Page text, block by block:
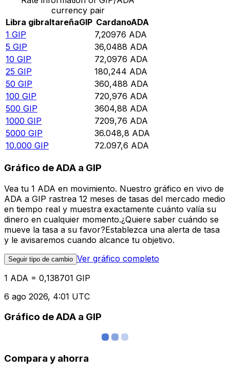
currency pair
Libra gibraltareñaGIP CardanoADA
1 GIP 7,20976 ADA
5 GIP 36,0488 ADA
10 GIP 72,0976 ADA
25 GIP 180,244 ADA
50 GIP 360,488 ADA
100 GIP 720,976 ADA
500 GIP 3604,88 ADA
1000 GIP 7209,76 ADA
5000 GIP 36.048,8 ADA
10.000 GIP 72.097,6 ADA
Gráfico de ADA a GIP
Vea tu 1 ADA en movimiento. Nuestro gráfico en vivo de
ADA a GIP rastrea 12 meses de tasas del mercado medio
en tiempo real y muestra exactamente cuánto valía su
dinero en cualquier momento.¿Quiere saber cuándo se
mueve la tasa a su favor?Establezca una alerta de tasa
y le avisaremos cuando alcance tu objetivo.
Seguir tipo de cambio Ver gráfico completo
1 ADA = 0,138701 GIP
6 ago 2026, 4:01 UTC
Gráfico de ADA a GIP
Compara y ahorra